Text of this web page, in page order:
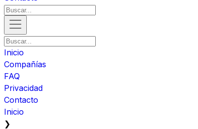
Inicio
Compañías
FAQ
Privacidad
Contacto
Inicio
❯